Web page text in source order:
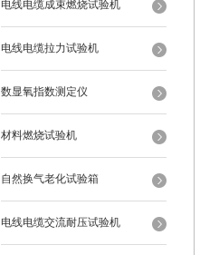
电线电缆成束燃烧试验机
电线电缆拉力试验机
数显氧指数测定仪
材料燃烧试验机
自然换气老化试验箱
电线电缆交流耐压试验机